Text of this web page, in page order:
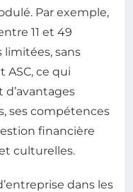
Par exemple,
11 et 49
limitées, sans
ce qui
ses compétences
financière
culturelles.
dans les